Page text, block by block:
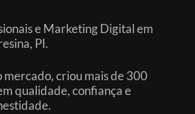
e Marketing Digital em
PI.
mercado, criou mais de 300
qualidade, confiança e